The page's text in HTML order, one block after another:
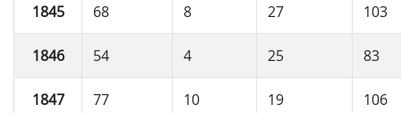
1845 68 8 27 103
1846 54 4 25 83
1847 77 10 19 106